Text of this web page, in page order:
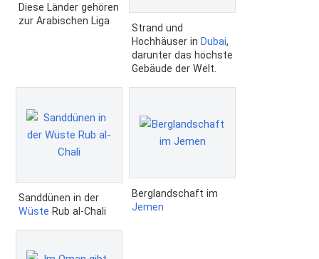
Diese Länder gehören
zur Arabischen Liga
Strand und
Hochhäuser in Dubai,
darunter das höchste
Gebäude der Welt.
Sanddünen in der
Wüste Rub al-Chali
Berglandschaft im
Jemen